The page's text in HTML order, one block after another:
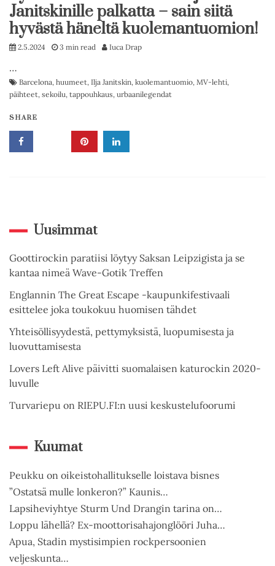
Janitskinille palkatta – sain siitä
hyvästä häneltä kuolemantuomion!
2.5.2024 3 min read Iuca Drap
…
Barcelona, huumeet, Ilja Janitskin, kuolemantuomio, MV-lehti,
päihteet, sekoilu, tappouhkaus, urbaanilegendat
SHARE
Uusimmat
Goottirockin paratiisi löytyy Saksan Leipzigista ja se
kantaa nimeä Wave-Gotik Treffen
Englannin The Great Escape -kaupunkifestivaali
esittelee joka toukokuu huomisen tähdet
Yhteisöllisyydestä, pettymyksistä, luopumisesta ja
luovuttamisesta
Lovers Left Alive päivitti suomalaisen katurockin 2020-
luvulle
Turvariepu on RIEPU.FI:n uusi keskustelufoorumi
Kuumat
Peukku on oikeistohallitukselle loistava bisnes
”Ostatsä mulle lonkeron?” Kaunis…
Lapsiheviyhtye Sturm Und Drangin tarina on…
Loppu lähellä? Ex-moottorisahajonglööri Juha…
Apua, Stadin mystisimpien rockpersoonien
veljeskunta…